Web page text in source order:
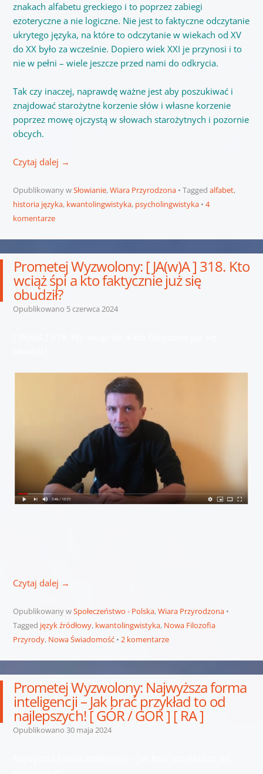
znakach alfabetu greckiego i to poprzez zabiegi
ezoteryczne a nie logiczne. Nie jest to faktyczne odczytanie
ukrytego języka, na które to odczytanie w wiekach od XV
do XX było za wcześnie. Dopiero wiek XXI je przynosi i to
nie w pełni – wiele jeszcze przed nami do odkrycia.
Tak czy inaczej, naprawdę ważne jest aby poszukiwać i
znajdować starożytne korzenie słów i własne korzenie
poprzez mowę ojczystą w słowach starożytnych i pozornie
obcych.
Czytaj dalej →
Opublikowany wSłowianie,Wiara Przyrodzona Tagged alfabet,
historia języka, kwantolingwistyka, psycholingwistyka
4
komentarze
Prometej Wyzwolony: [ JA(w)A ] 318. Kto
wciąż śpi a kto faktycznie już się
obudził?
Opublikowano 5 czerwca 2024
Czytaj dalej →
Opublikowany wSpołeczeństwo - Polska,Wiara Przyrodzona
Tagged język źródłowy, kwantolingwistyka, Nowa Filozofia
Przyrody, Nowa Świadomość 2 komentarze
Prometej Wyzwolony: Najwyższa forma
inteligencji – Jak brać przykład to od
najlepszych! [ GÓR / GOR ] [ RA ]
Opublikowano 30 maja 2024